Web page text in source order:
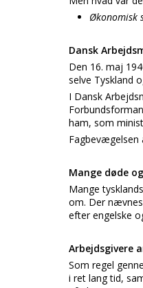
Økonomisk
Dansk
Den 16. maj
selve Tyskland
I Dansk
ham, som
Fagbevægelsen
Mange døde
Mange
om. Der
efter engelske
Arbejdsgivere
Som regel
i ret lang tid,